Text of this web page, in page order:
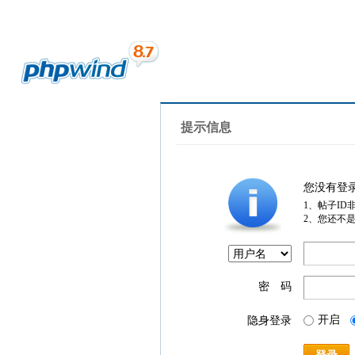
提示信息
您没有登
1、帖子ID
2、您还不
密 码
隐身登录 开启